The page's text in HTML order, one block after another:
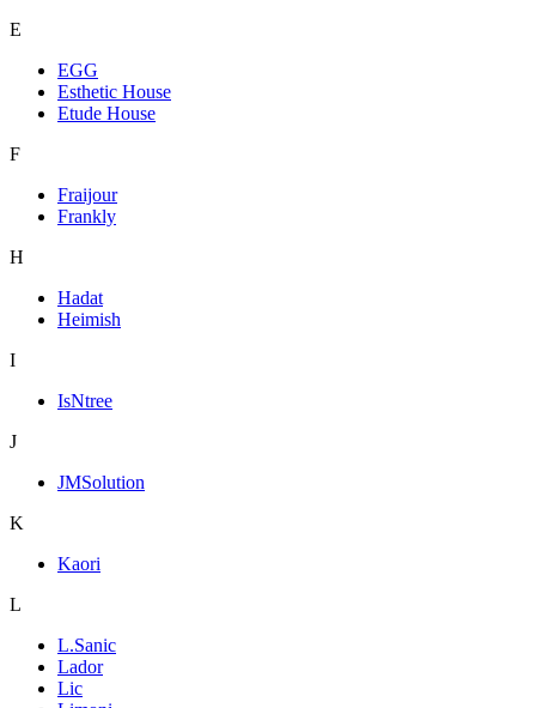
E
EGG
Esthetic House
Etude House
F
Fraijour
Frankly
H
Hadat
Heimish
I
IsNtree
J
JMSolution
K
Kaori
L
L.Sanic
Lador
Lic